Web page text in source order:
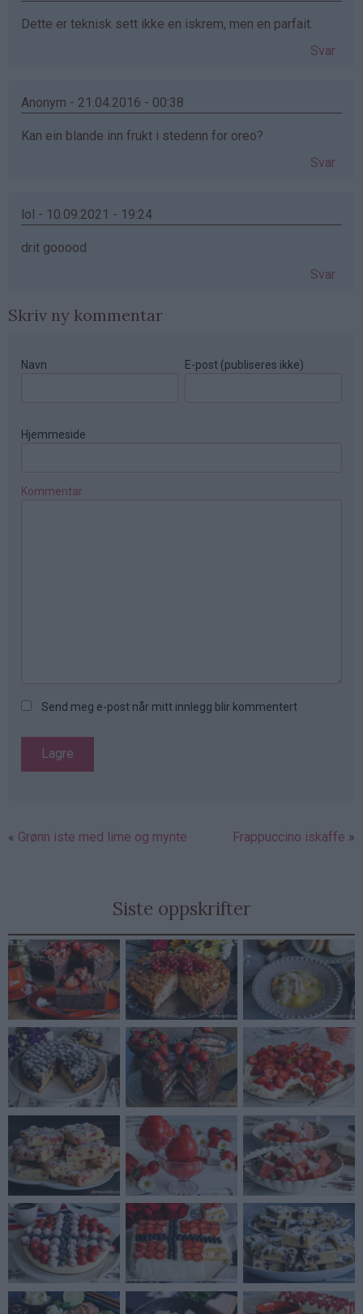
Dette er teknisk sett ikke en iskrem, men en parfait.
Svar
Anonym - 21.04.2016 - 00:38
Kan ein blande inn frukt i stedenn for oreo?
Svar
lol - 10.09.2021 - 19:24
drit gooood
Svar
Skriv ny kommentar
Navn E-post (publiseres ikke)
Hjemmeside
Kommentar
Send meg e-post når mitt innlegg blir kommentert
Grønn iste med lime og mynte Frappuccino iskaffe
Siste oppskrifter